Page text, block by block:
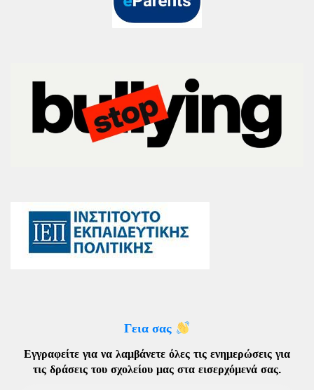
Γεια σας
Εγγραφείτε για να λαμβάνετε όλες τις ενημερώσεις για
τις δράσεις του σχολείου μας στα εισερχόμενά σας.